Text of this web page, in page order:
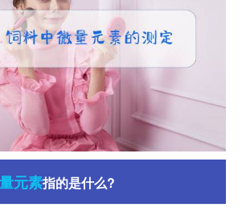
元素指的是什么?